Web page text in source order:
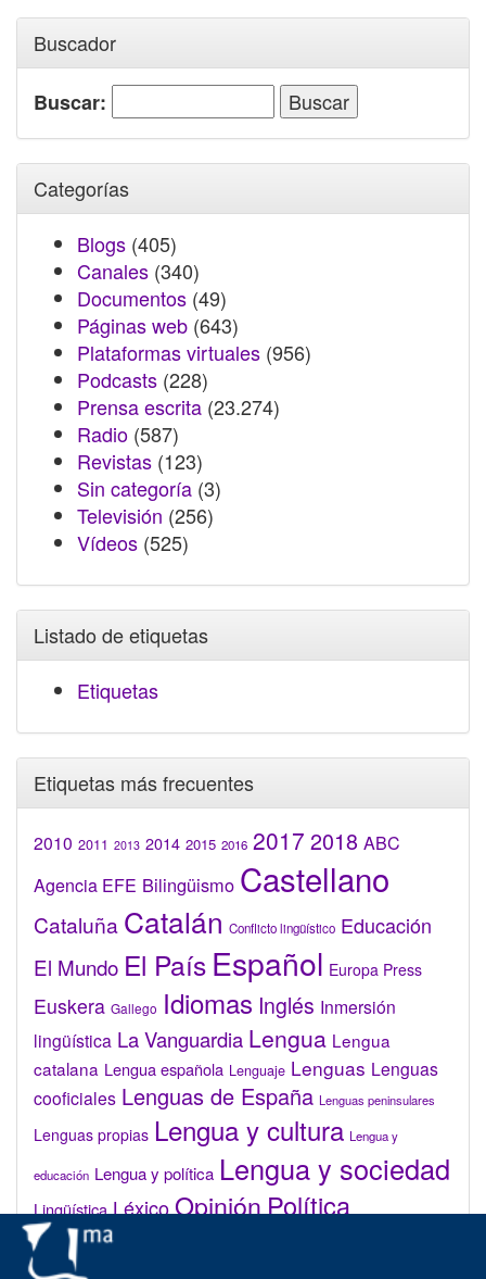
Buscador
Buscar:
Categorías
Blogs (405)
Canales (340)
Documentos (49)
Páginas web (643)
Plataformas virtuales (956)
Podcasts (228)
Prensa escrita (23.274)
Radio (587)
Revistas (123)
Sin categoría (3)
Televisión (256)
Vídeos (525)
Listado de etiquetas
Etiquetas
Etiquetas más frecuentes
2010 2011 2013 2014 2015 2016 2017 2018 ABC
Agencia EFE Bilingüismo Castellano
Cataluña Catalán Conflicto lingüístico Educación
El Mundo El País Español Europa Press
Euskera Gallego Idiomas Inglés Inmersión
lingüística La Vanguardia Lengua Lengua
catalana Lengua española Lenguaje Lenguas Lenguas
cooficiales Lenguas de España Lenguas peninsulares
Lenguas propias Lengua y cultura Lengua y
educación Lengua y política Lengua y sociedad
Lingüística LéxicoOpiniónPolítica
lingüística
Valenciano